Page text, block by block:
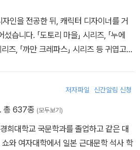
인을 전공한 뒤, 캐릭터 디자이너를 거
습니다. 「도토리 마을」 시리즈, 「누에
리즈, 「까만 크레파스」 시리즈 등 귀엽고
이야기입니다.
저자파일 신간알림 신청
총 637종 (모두보기)
희대학교 국문학과를 졸업하고 같은 대
와 여자대학에서 일본 근대문학 석사 학